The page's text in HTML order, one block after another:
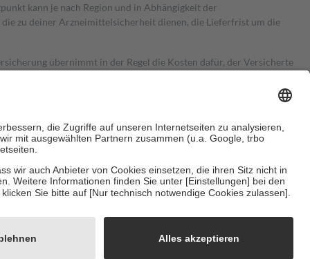
kann je nach Region und in Abhängigkeit der
zu deiner Arzneimittelsicherheit dienen, die Lieferfrist um die
übernimmt in der Regel die Kosten dafür, der Versicherte
Es sind jedoch nie mehr als die tatsächlichen Kosten der Leistung
Zuzahlungen
dass es sich um echte Bewertungen handelt. Mehr